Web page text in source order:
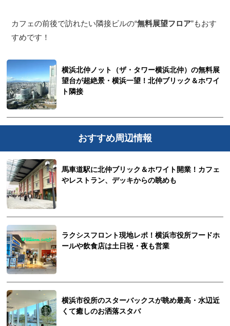
カフェの前後で訪れたい隣接ビルの“無料展望フロア”もおす
すめです！
横浜北仲ノット（ザ・タワー横浜北仲）の無料展
望台が超絶景・横浜一望！北仲ブリック＆ホワイ
ト隣接
おすすめ周辺情報
馬車道駅に北仲ブリック＆ホワイト開業！カフェ
やレストラン、デッキからの眺めも
ラクシスフロント現地レポ！横浜市役所フードホ
ールや飲食店は土日祝・夜も営業
横浜市役所のスターバックスが眺め最高・水辺近
くて癒しのお洒落スタバ